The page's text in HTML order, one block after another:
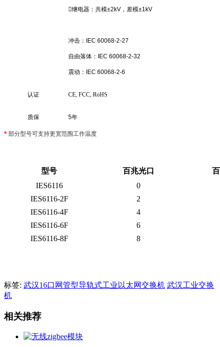
继电器：共模±2kV，差模±1kV
冲击：IEC 60068-2-27
自由落体：IEC 60068-2-32
震动：IEC 60068-2-6
认证 CE, FCC, RoHS
质保 5年
* 部分型号可支持更宽范围工作温度
型号 百兆光口
IES6116
0
IES6116-2F
2
IES6116-4F
4
IES6116-6F
6
IES6116-8F
8
标签: 武汉16口网管型导轨式工业以太网交换机 武汉工业交换
机
相关推荐